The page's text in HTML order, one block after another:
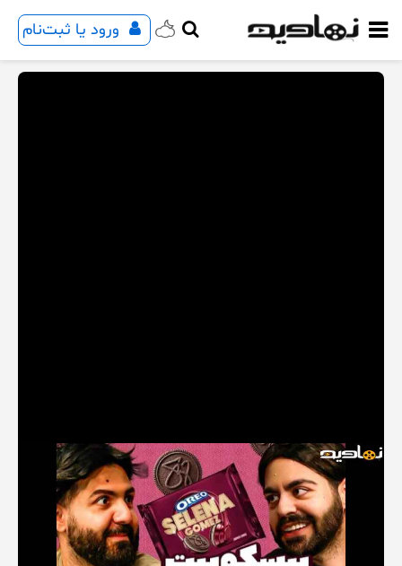
ورود یا ثبت‌نام